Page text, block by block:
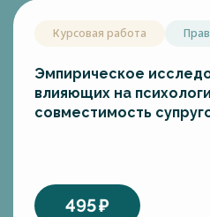
Курсовая работа
Эмпирическое
влияющих на
совместимость
495₽